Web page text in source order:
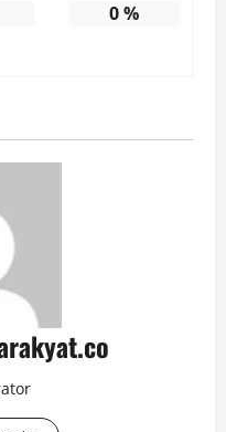
0%